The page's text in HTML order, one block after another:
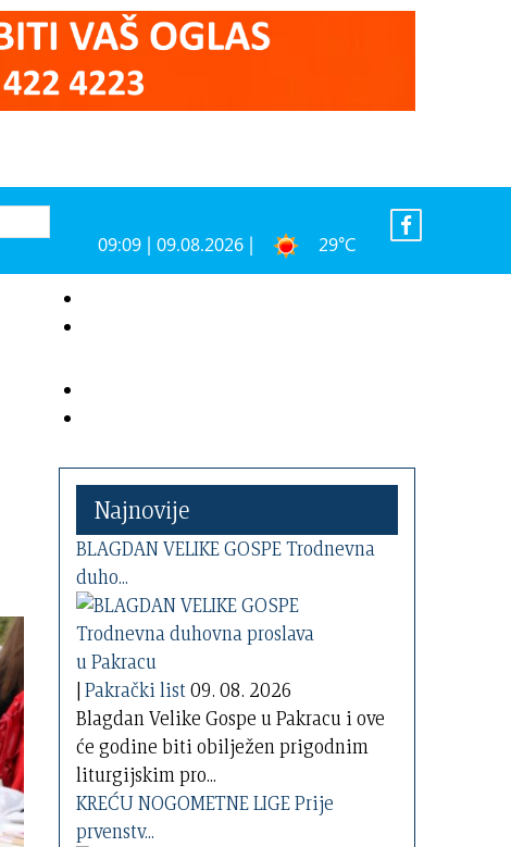
09:09 | 09.08.2026 | 29°C
Najnovije
BLAGDAN VELIKE GOSPE Trodnevna
duho...
|Pakrački list09. 08. 2026
Blagdan Velike Gospe u Pakracu i ove
će godine biti obilježen prigodnim
liturgijskim pro...
KREĆU NOGOMETNE LIGE Prije
prvenstv...